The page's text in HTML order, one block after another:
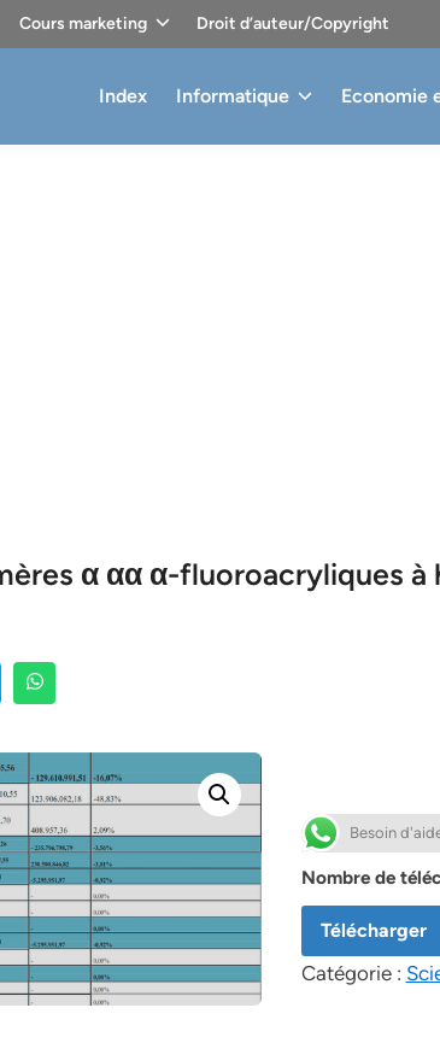
Cours marketing Droit d’auteur/Copyright
Index Informatique Economie
α αα α-fluoroacryliques à
Besoin
Nombre de
Télécharger
Catégorie :